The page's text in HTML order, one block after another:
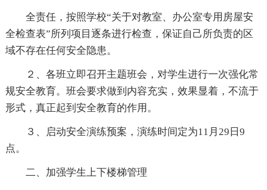
全责任，按照学校“关于对教室、办公室专用房屋安
全检查表”所列项目逐条进行检查，保证自己所负责的区
域不存在任何安全隐患。
２、各班立即召开主题班会，对学生进行一次强化常
规安全教育。班会要求做到内容充实，效果显着，不流于
形式，真正起到安全教育的作用。
３、启动安全演练预案，演练时间定为11月29日9
点。
二、加强学生上下楼梯管理